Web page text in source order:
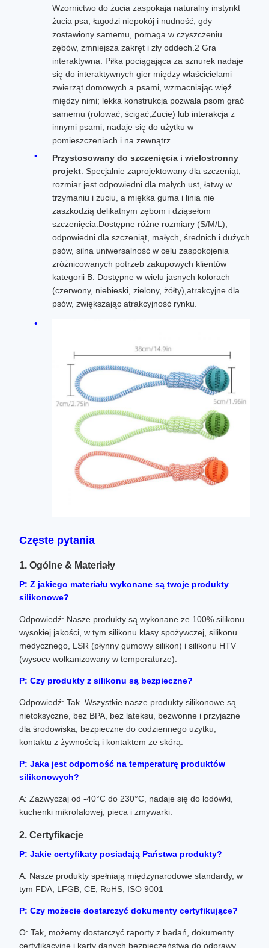
Wzornictwo do żucia zaspokaja naturalny instynkt
żucia psa, łagodzi niepokój i nudność, gdy
zostawiony samemu, pomaga w czyszczeniu
zębów, zmniejsza zakręt i zły oddech.2 Gra
interaktywna: Piłka pociągająca za sznurek nadaje
się do interaktywnych gier między właścicielami
zwierząt domowych a psami, wzmacniając więź
między nimi; lekka konstrukcja pozwala psom grać
samemu (rolować, ścigać,Żucie) lub interakcja z
innymi psami, nadaje się do użytku w
pomieszczeniach i na zewnątrz.
Przystosowany do szczenięcia i wielostronny
projekt: Specjalnie zaprojektowany dla szczeniąt,
rozmiar jest odpowiedni dla małych ust, łatwy w
trzymaniu i żuciu, a miękka guma i linia nie
zaszkodzią delikatnym zębom i dziąsełom
szczenięcia.Dostępne różne rozmiary (S/M/L),
odpowiedni dla szczeniąt, małych, średnich i dużych
psów, silna uniwersalność w celu zaspokojenia
zróżnicowanych potrzeb zakupowych klientów
kategorii B. Dostępne w wielu jasnych kolorach
(czerwony, niebieski, zielony, żółty),atrakcyjne dla
psów, zwiększając atrakcyjność rynku.
Częste pytania
1. Ogólne & Materiały
P: Z jakiego materiału wykonane są twoje produkty
silikonowe?
Odpowiedź: Nasze produkty są wykonane ze 100% silikonu
wysokiej jakości, w tym silikonu klasy spożywczej, silikonu
medycznego, LSR (płynny gumowy silikon) i silikonu HTV
(wysoce wolkanizowany w temperaturze).
P: Czy produkty z silikonu są bezpieczne?
Odpowiedź: Tak. Wszystkie nasze produkty silikonowe są
nietoksyczne, bez BPA, bez lateksu, bezwonne i przyjazne
dla środowiska, bezpieczne do codziennego użytku,
kontaktu z żywnością i kontaktem ze skórą.
P: Jaka jest odporność na temperaturę produktów
silikonowych?
A: Zazwyczaj od -40°C do 230°C, nadaje się do lodówki,
kuchenki mikrofalowej, pieca i zmywarki.
2. Certyfikacje
P: Jakie certyfikaty posiadają Państwa produkty?
A: Nasze produkty spełniają międzynarodowe standardy, w
tym FDA, LFGB, CE, RoHS, ISO 9001
P: Czy możecie dostarczyć dokumenty certyfikujące?
O: Tak, możemy dostarczyć raporty z badań, dokumenty
certyfikacyjne i karty danych bezpieczeństwa do odprawy